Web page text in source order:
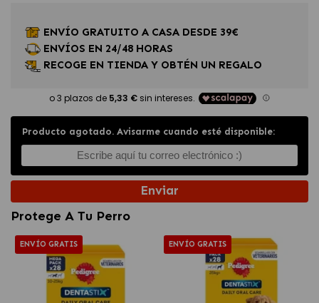
ENVÍO GRATUITO A CASA DESDE 39€
ENVÍOS EN 24/48 HORAS
RECOGE EN TIENDA Y OBTÉN UN REGALO
Producto agotado. Avisarme cuando esté disponible:
Enviar
Protege A Tu Perro
ENVÍO GRATIS ENVÍO GRATIS